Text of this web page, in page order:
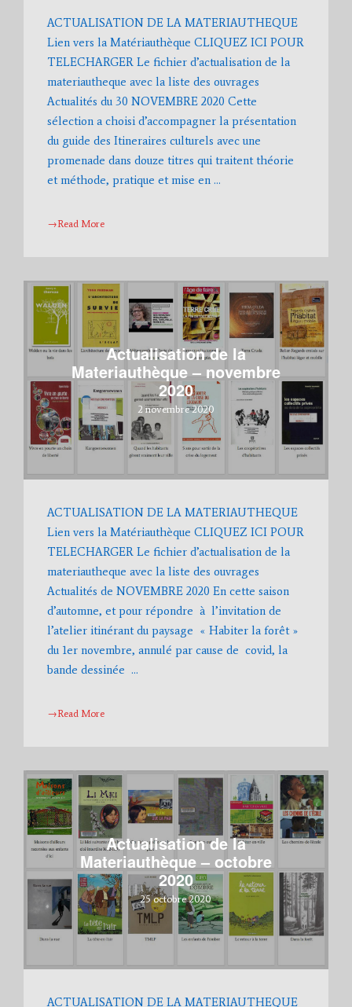
ACTUALISATION DE LA MATERIAUTHEQUE
Lien vers la Matériauthèque CLIQUEZ ICI POUR
TELECHARGER Le fichier d’actualisation de la
materiautheque avec la liste des ouvrages
Actualités du 30 NOVEMBRE 2020 Cette
sélection a choisi d’accompagner la présentation
du guide des Itineraires culturels avec une
promenade dans douze titres qui traitent théorie
et méthode, pratique et mise en …
→Read More
Actualisation de la
Materiauthèque – novembre
2020
2 novembre 2020
ACTUALISATION DE LA MATERIAUTHEQUE
Lien vers la Matériauthèque CLIQUEZ ICI POUR
TELECHARGER Le fichier d’actualisation de la
materiautheque avec la liste des ouvrages
Actualités de NOVEMBRE 2020 En cette saison
d’automne, et pour répondre à l’invitation de
l’atelier itinérant du paysage « Habiter la forêt »
du 1er novembre, annulé par cause de covid, la
bande dessinée …
→Read More
Actualisation de la
Materiauthèque – octobre
2020
25 octobre 2020
ACTUALISATION DE LA MATERIAUTHEQUE